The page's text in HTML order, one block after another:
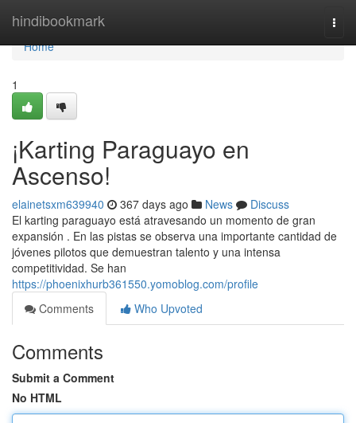
hindibookmark
Home
Home
1
¡Karting Paraguayo en
Ascenso!
elainetsxm639940 367 days ago News
Discuss
El karting paraguayo está atravesando un momento de gran
expansión . En las pistas se observa una importante cantidad de
jóvenes pilotos que demuestran talento y una intensa
competitividad. Se han
https://phoenixhurb361550.yomoblog.com/profile
Comments
Who Upvoted
Comments
Submit a Comment
No HTML